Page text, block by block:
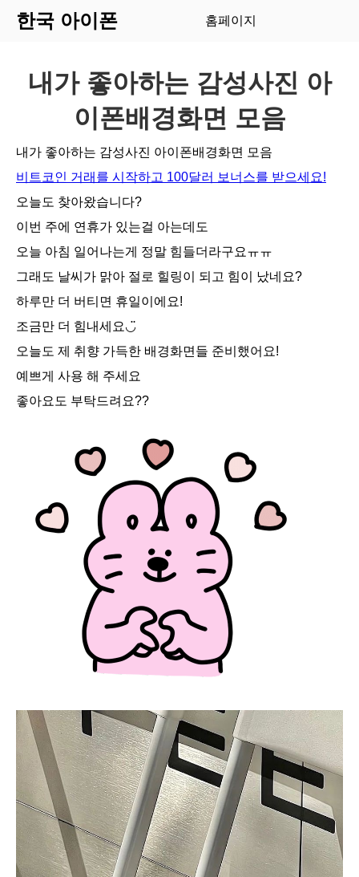
한국 아이폰 홈페이지
내가 좋아하는 감성사진 아
이폰배경화면 모음
내가 좋아하는 감성사진 아이폰배경화면 모음
비트코인 거래를 시작하고 100달러 보너스를 받으세요!
오늘도 찾아왔습니다?
이번 주에 연휴가 있는걸 아는데도
오늘 아침 일어나는게 정말 힘들더라구요ㅠㅠ
그래도 날씨가 맑아 절로 힐링이 되고 힘이 났네요?
하루만 더 버티면 휴일이에요!
조금만 더 힘내세요◡̈
오늘도 제 취향 가득한 배경화면들 준비했어요!
예쁘게 사용 해 주세요
좋아요도 부탁드려요??